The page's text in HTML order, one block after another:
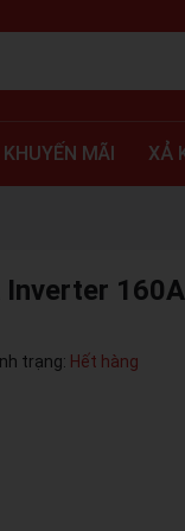
KHUYẾN MÃI XẢ
trạng: Hết hàng